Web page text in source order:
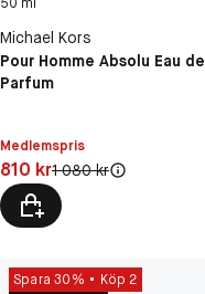
Michael Kors
Pour Homme Absolu Eau de
Parfum
Medlemspris
Pris: 810 kr
810 krOriginal pris:
1 080 kr
Spara 30%
Köp 2